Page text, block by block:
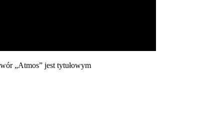
„Atmos” jest tytułowym